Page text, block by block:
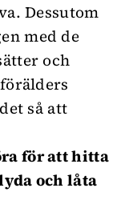
Dessutom
med de
och
så att
för att hitta
och låta